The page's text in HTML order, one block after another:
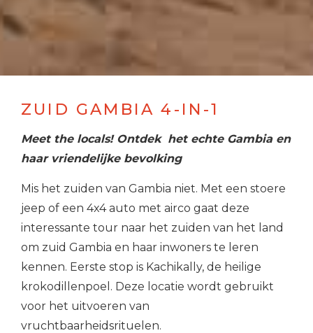
ZUID GAMBIA 4-IN-1
Meet the locals! Ontdek het echte Gambia en
haar vriendelijke bevolking
Mis het zuiden van Gambia niet. Met een stoere
jeep of een 4x4 auto met airco gaat deze
interessante tour naar het zuiden van het land
om zuid Gambia en haar inwoners te leren
kennen. Eerste stop is Kachikally, de heilige
krokodillenpoel. Deze locatie wordt gebruikt
voor het uitvoeren van
vruchtbaarheidsrituelen.